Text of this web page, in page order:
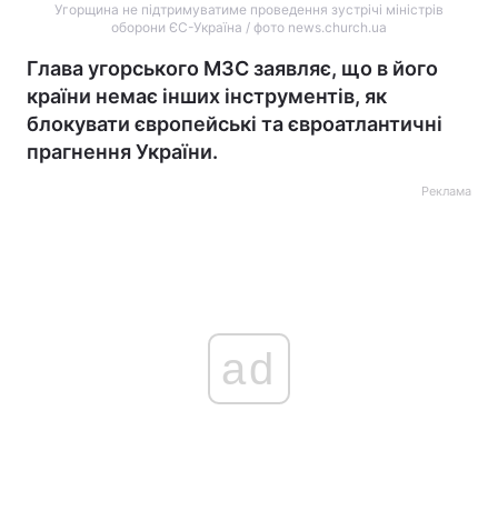
Угорщина не підтримуватиме проведення зустрічі міністрів
оборони ЄС-Україна / фото news.church.ua
Глава угорського МЗС заявляє, що в його
країни немає інших інструментів, як
блокувати європейські та євроатлантичні
прагнення України.
Реклама
ad